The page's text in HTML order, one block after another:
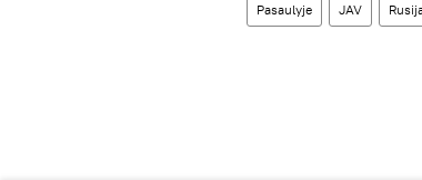
Pasaulyje JAV